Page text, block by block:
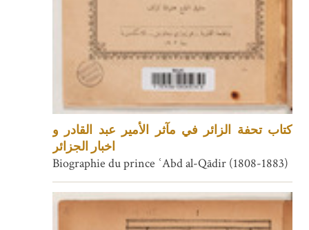
كتاب تحفة الزائر في مآثر الأمير عبد القادر و
اخبار الجزائر
Biographie du prince ʿAbd al-Qādir (1808-1883)